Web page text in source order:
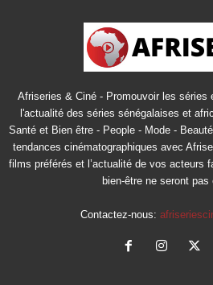
Afriseries & Ciné - Promouvoir les séries
l'actualité des séries sénégalaises et
Santé et Bien être - People - Mode -
tendances cinématographiques avec
films préférés et l’actualité de vos acteurs
bien-être ne seront pas
Contactez-nous: